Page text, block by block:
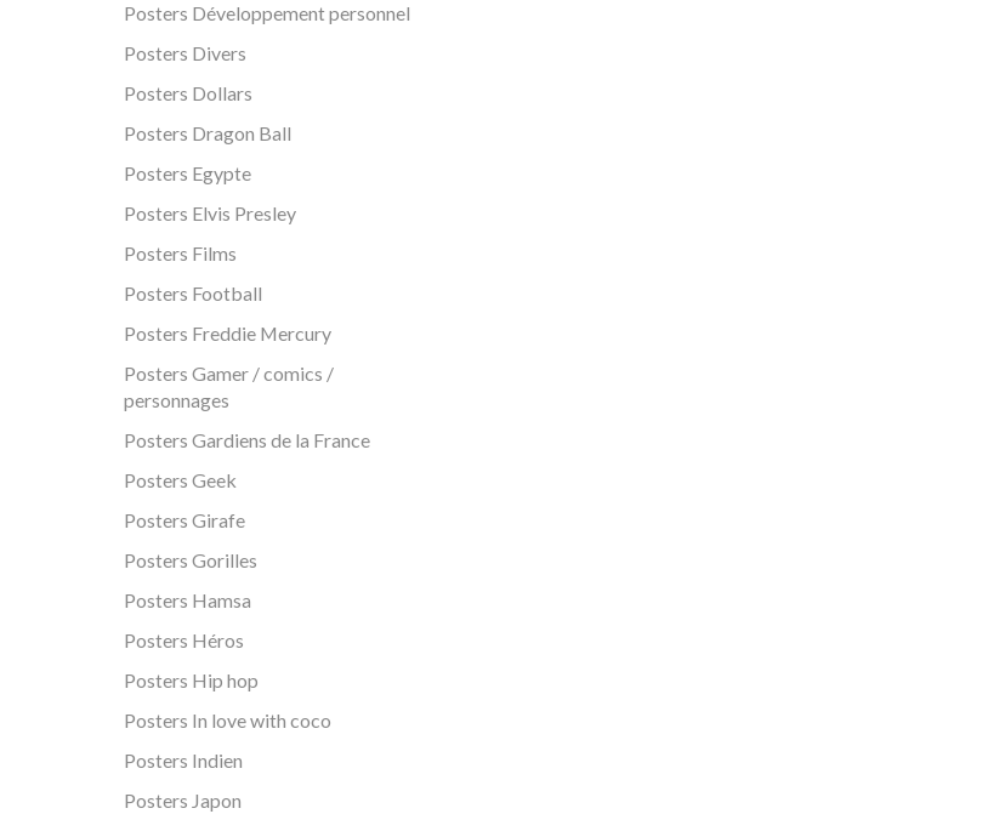
Posters Développement personnel
Posters Divers
Posters Dollars
Posters Dragon Ball
Posters Egypte
Posters Elvis Presley
Posters Films
Posters Football
Posters Freddie Mercury
Posters Gamer / comics /
personnages
Posters Gardiens de la France
Posters Geek
Posters Girafe
Posters Gorilles
Posters Hamsa
Posters Héros
Posters Hip hop
Posters In love with coco
Posters Indien
Posters Japon